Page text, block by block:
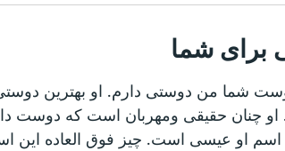
برای شما
شما من دوستی دارم. او بهترین
او چنان حقیقی ومهربان است که دوست
او عیسی است. چیز فوق العاده این